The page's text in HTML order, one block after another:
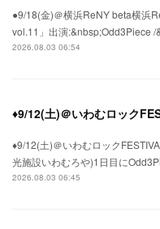
●9/18(金)＠横浜ReNY beta横浜
vol.11」出演:&nbsp;Odd3Piece
2026.08.03 06:54
♦9/12(土)＠いわむロック
♦9/12(土)＠いわむロック
光施設いわむろや)1日目に
2026.08.03 06:45